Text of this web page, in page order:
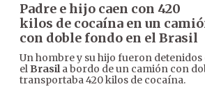
Padre e hijo caen con 420
kilos de cocaína en un
con doble fondo en el Brasil
Un hombre y su hijo fueron detenidos
el Brasila bordo de un camión con
transportaba 420 kilos de cocaína.